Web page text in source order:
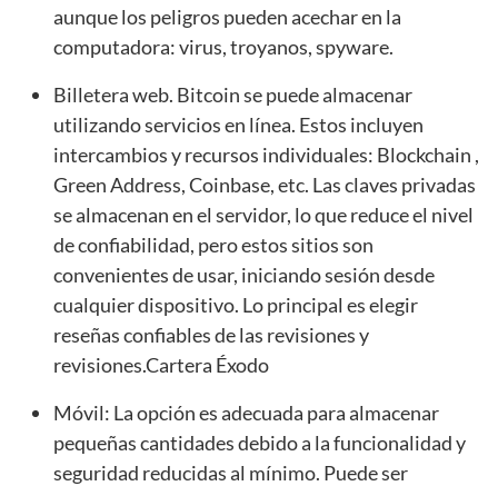
aunque los peligros pueden acechar en la
computadora: virus, troyanos, spyware.
Billetera web. Bitcoin se puede almacenar
utilizando servicios en línea. Estos incluyen
intercambios y recursos individuales: Blockchain ,
Green Address, Coinbase, etc. Las claves privadas
se almacenan en el servidor, lo que reduce el nivel
de confiabilidad, pero estos sitios son
convenientes de usar, iniciando sesión desde
cualquier dispositivo. Lo principal es elegir
reseñas confiables de las revisiones y
revisiones.Cartera Éxodo
Móvil: La opción es adecuada para almacenar
pequeñas cantidades debido a la funcionalidad y
seguridad reducidas al mínimo. Puede ser